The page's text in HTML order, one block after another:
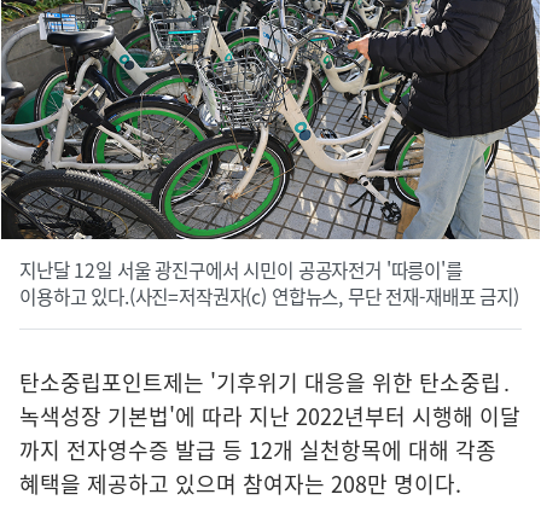
지난달 12일 서울 광진구에서 시민이 공공자전거 '따릉이'를
이용하고 있다.(사진=저작권자(c) 연합뉴스, 무단 전재-재배포 금지)
탄소중립포인트제는 '기후위기 대응을 위한 탄소중립․
녹색성장 기본법'에 따라 지난 2022년부터 시행해 이달
까지 전자영수증 발급 등 12개 실천항목에 대해 각종
혜택을 제공하고 있으며 참여자는 208만 명이다.